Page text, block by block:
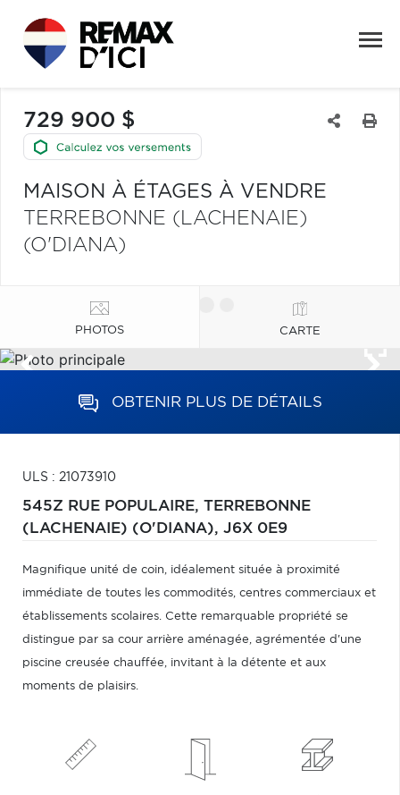
729 900 $
MAISON À ÉTAGES À VENDRE
TERREBONNE (LACHENAIE)
(O'DIANA)
PHOTOS CARTE
OBTENIR PLUS DE DÉTAILS
ULS : 21073910
545Z RUE POPULAIRE, TERREBONNE
(LACHENAIE) (O'DIANA), J6X 0E9
Magnifique unité de coin, idéalement située à proximité
immédiate de toutes les commodités, centres commerciaux et
établissements scolaires. Cette remarquable propriété se
distingue par sa cour arrière aménagée, agrémentée d'une
piscine creusée chauffée, invitant à la détente et aux
moments de plaisirs.